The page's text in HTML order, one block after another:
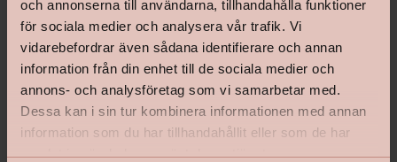
och annonserna till användarna, tillhandahålla funktioner
för sociala medier och analysera vår trafik. Vi
vidarebefordrar även sådana identifierare och annan
information från din enhet till de sociala medier och
annons- och analysföretag som vi samarbetar med.
Dessa kan i sin tur kombinera informationen med annan
information som du har tillhandahållit eller som de har
samlat in när du har använt deras tjänster.
shop@happyhomes.se